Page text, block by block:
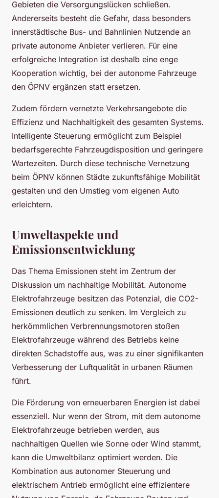
Gebieten die Versorgungslücken schließen.
Andererseits besteht die Gefahr, dass besonders
innerstädtische Bus- und Bahnlinien Nutzende an
private autonome Anbieter verlieren. Für eine
erfolgreiche Integration ist deshalb eine enge
Kooperation wichtig, bei der autonome Fahrzeuge
den ÖPNV ergänzen statt ersetzen.
Zudem fördern vernetzte Verkehrsangebote die
Effizienz und Nachhaltigkeit des gesamten Systems.
Intelligente Steuerung ermöglicht zum Beispiel
bedarfsgerechte Fahrzeugdisposition und geringere
Wartezeiten. Durch diese technische Vernetzung
beim ÖPNV können Städte zukunftsfähige Mobilität
gestalten und den Umstieg vom eigenen Auto
erleichtern.
Umweltaspekte und
Emissionsentwicklung
Das Thema Emissionen steht im Zentrum der
Diskussion um nachhaltige Mobilität. Autonome
Elektrofahrzeuge besitzen das Potenzial, die CO2-
Emissionen deutlich zu senken. Im Vergleich zu
herkömmlichen Verbrennungsmotoren stoßen
Elektrofahrzeuge während des Betriebs keine
direkten Schadstoffe aus, was zu einer signifikanten
Verbesserung der Luftqualität in urbanen Räumen
führt.
Die Förderung von erneuerbaren Energien ist dabei
essenziell. Nur wenn der Strom, mit dem autonome
Elektrofahrzeuge betrieben werden, aus
nachhaltigen Quellen wie Sonne oder Wind stammt,
kann die Umweltbilanz optimiert werden. Die
Kombination aus autonomer Steuerung und
elektrischem Antrieb ermöglicht eine effizientere